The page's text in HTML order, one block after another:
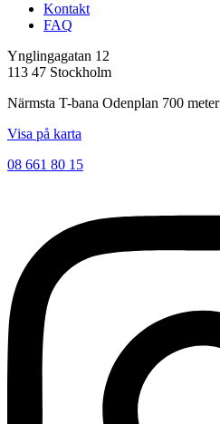
Kontakt
FAQ
Ynglingagatan 12
113 47 Stockholm
Närmsta T-bana Odenplan 700 meter
Visa på karta
08 661 80 15